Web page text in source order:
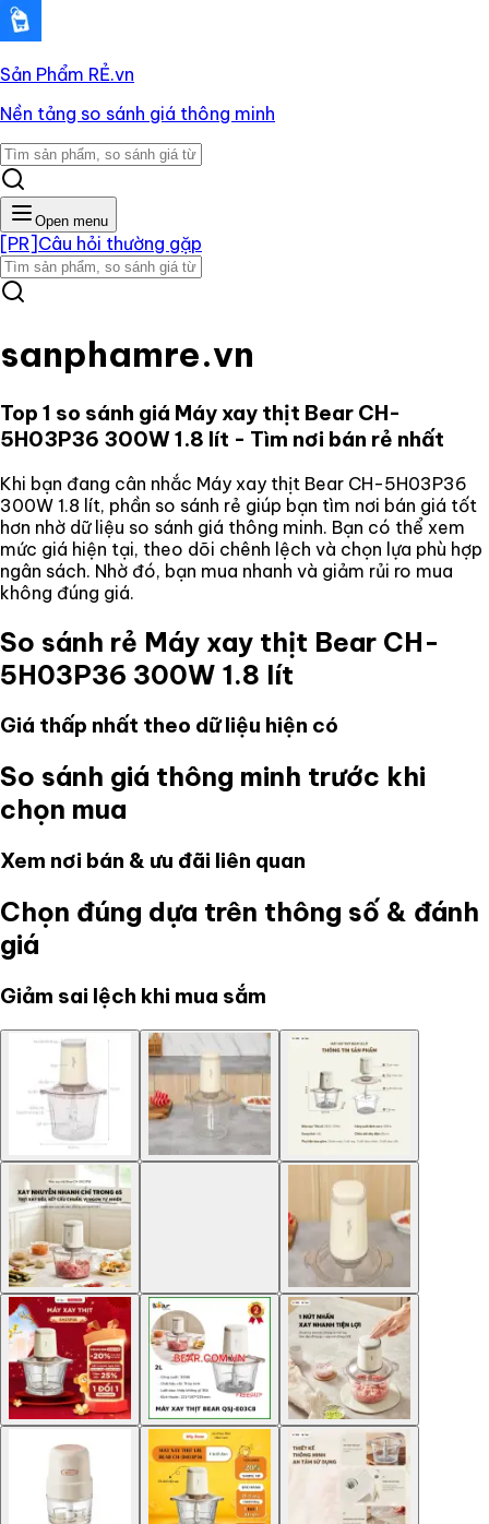
Sản Phẩm RẺ.vn
Nền tảng so sánh giá thông minh
Open menu
[PR] Câu hỏi thường gặp
sanphamre.vn
Top 1 so sánh giá Máy xay thịt Bear CH-
5H03P36 300W 1.8 lít - Tìm nơi bán rẻ nhất
Khi bạn đang cân nhắc Máy xay thịt Bear CH-5H03P36
300W 1.8 lít, phần so sánh rẻ giúp bạn tìm nơi bán giá tốt
hơn nhờ dữ liệu so sánh giá thông minh. Bạn có thể xem
mức giá hiện tại, theo dõi chênh lệch và chọn lựa phù hợp
ngân sách. Nhờ đó, bạn mua nhanh và giảm rủi ro mua
không đúng giá.
So sánh rẻ Máy xay thịt Bear CH-
5H03P36 300W 1.8 lít
Giá thấp nhất theo dữ liệu hiện có
So sánh giá thông minh trước khi
chọn mua
Xem nơi bán & ưu đãi liên quan
Chọn đúng dựa trên thông số & đánh
giá
Giảm sai lệch khi mua sắm